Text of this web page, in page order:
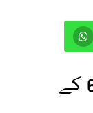
نیو یارک پولیس تھانہ نمبر 67 کے